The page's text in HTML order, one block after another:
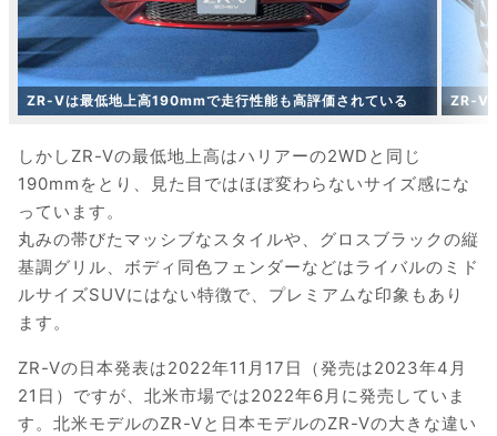
ZR-Vは最低地上高190mmで走行性能も高評価されている ZR-V
しかしZR-Vの最低地上高はハリアーの2WDと同じ
190mmをとり、見た目ではほぼ変わらないサイズ感にな
っています。
丸みの帯びたマッシブなスタイルや、グロスブラックの縦
基調グリル、ボディ同色フェンダーなどはライバルのミド
ルサイズSUVにはない特徴で、プレミアムな印象もあり
ます。
ZR-Vの日本発表は2022年11月17日（発売は2023年4月
21日）ですが、北米市場では2022年6月に発売していま
す。北米モデルのZR-Vと日本モデルのZR-Vの大きな違い